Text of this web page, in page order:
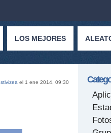
LOS MEJORES
stivizea el 1 ene 2014, 09:30